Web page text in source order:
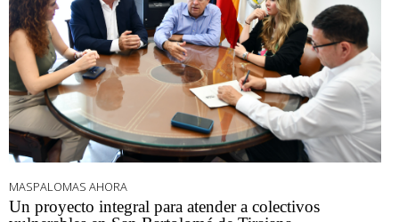
MASPALOMAS AHORA
Un proyecto integral para atender a colectivos